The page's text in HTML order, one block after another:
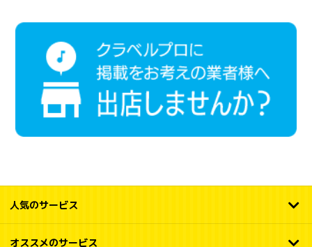
人気のサービス
オススメのサービス